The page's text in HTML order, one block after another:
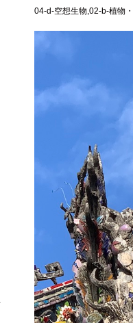
04-d-空想生物,02-b-植物